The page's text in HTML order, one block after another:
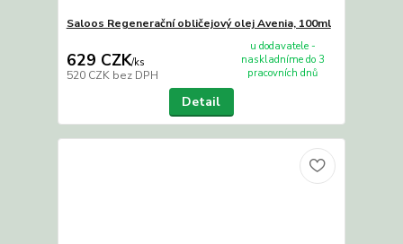
Saloos Regenerační obličejový olej Avenia, 100ml
629 CZK/ks
520 CZK bez DPH
u dodavatele -
naskladníme do 3
pracovních dnů
Detail